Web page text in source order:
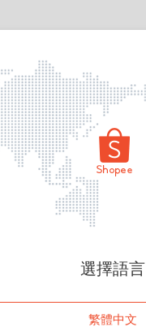
頁面無法顯示
登入
選擇語言
繁體中文